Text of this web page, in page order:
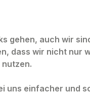
gehen, auch wir
dass wir nicht nur
uns einfacher und